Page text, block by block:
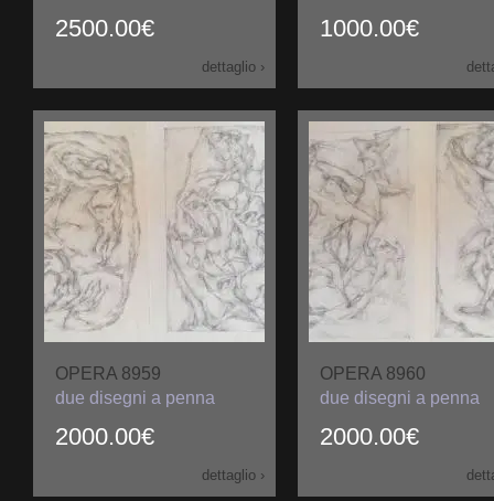
2500.00€
dettaglio ›
1000.00€
OPERA 8959
2000.00€
due disegni a penna
dettaglio ›
OPERA 8960
2000.00€
due disegni a penna